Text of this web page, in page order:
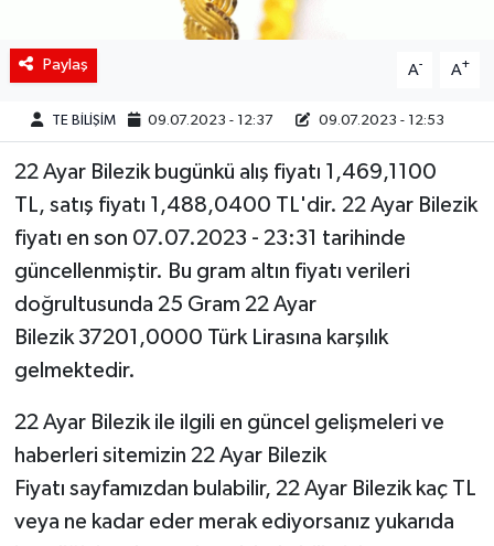
Paylaş A- A+
TE BİLİŞİM 09.07.2023 - 12:37 09.07.2023 - 12:53
22 Ayar Bilezik bugünkü alış fiyatı 1,469,1100
TL, satış fiyatı 1,488,0400 TL'dir. 22 Ayar Bilezik
fiyatı en son 07.07.2023 - 23:31 tarihinde
güncellenmiştir. Bu gram altın fiyatı verileri
doğrultusunda 25 Gram 22 Ayar
Bilezik 37201,0000 Türk Lirasına karşılık
gelmektedir.
22 Ayar Bilezik ile ilgili en güncel gelişmeleri ve
haberleri sitemizin 22 Ayar Bilezik
Fiyatı sayfamızdan bulabilir, 22 Ayar Bilezik kaç TL
veya ne kadar eder merak ediyorsanız yukarıda